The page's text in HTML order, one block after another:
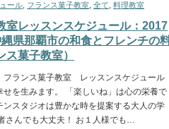
ール フランス菓子教室 全て 料理教室
室レッスンスケジュール：2017
県那覇市の和食とフレンチの
菓子教室）
フランス菓子教室 レッスンスケジュール
せを生みます。 「楽しいね」は心の栄養で
ンスタジオは豊かな時を提案する大人の学
さんでも大丈夫！ お１人様でも…